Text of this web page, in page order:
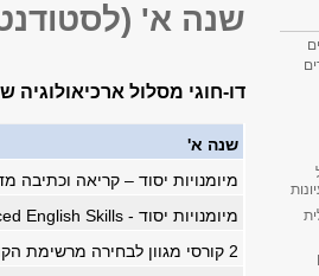
שנה א'
דו-חוגי מסלול ארכיאולוגיה
שנה א'
מיומנויות יסוד – קריאה וכתיבה
מיומנויות יסוד - English Skills
2 קורסי מגוון לבחירה מרשימת הקורסים המוצעים על ידי הפקולטה